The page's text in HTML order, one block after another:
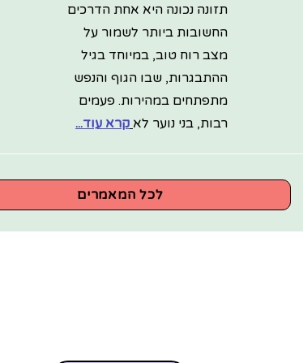
תזונה נכונה היא אחת הדרכים
החשובות ביותר לשמור על
מצב רוח טוב, במיוחד בגיל
ההתבגרות, שבו הגוף והנפש
מתפתחים במהירות. פעמים
רבות, בני נוער לא קרא עוד...
לכל המאמרים